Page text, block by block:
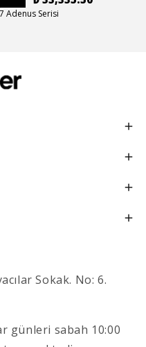
7 Adenus Serisi
Sokak. No: 6.
günleri sabah 10:00